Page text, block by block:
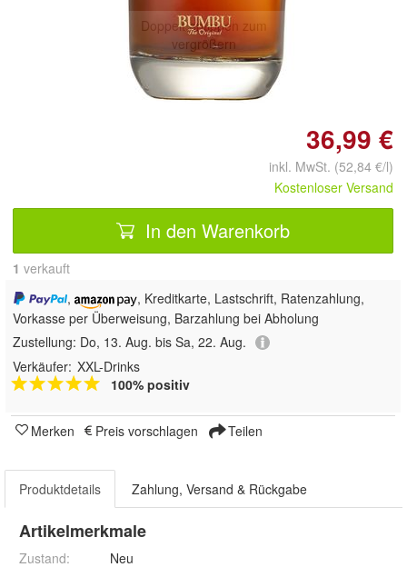
Doppelt antippen zum
vergrößern
36,99 €
inkl. MwSt. (52,84 €/l)
Kostenloser Versand
In den Warenkorb
1 verkauft
,
, Kreditkarte, Lastschrift, Ratenzahlung,
Vorkasse per Überweisung, Barzahlung bei Abholung
Zustellung: Do, 13. Aug. bis Sa, 22. Aug.
Verkäufer: XXL-Drinks
100% positiv
Merken Preis vorschlagen Teilen
Produktdetails Zahlung, Versand & Rückgabe
Artikelmerkmale
Zustand: Neu